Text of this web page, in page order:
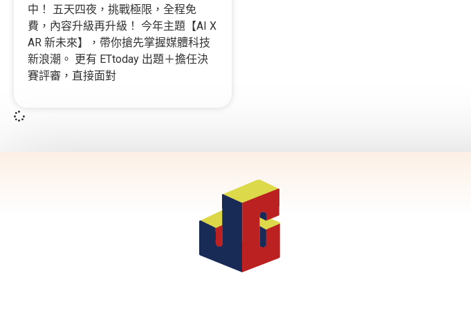
中！ 五天四夜，挑戰極限，全程免
費，內容升級再升級！ 今年主題【AI X
AR 新未來】，帶你搶先掌握媒體科技
新浪潮。 更有 ETtoday 出題＋擔任決
賽評審，直接面對